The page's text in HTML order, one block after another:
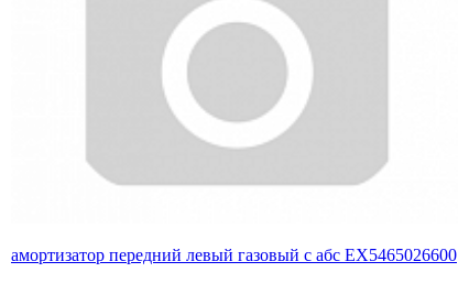
амортизатор передний левый газовый с абс EX5465026600